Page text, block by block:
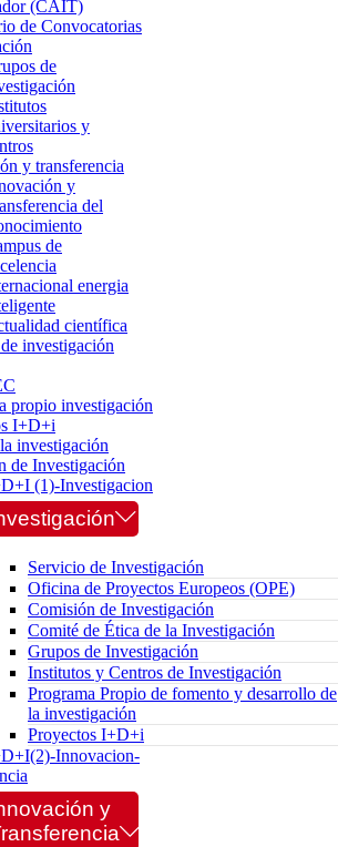
(CAIT)
de Convocatorias
de
y
y transferencia
y
del
de
energia
científica
investigación
propio investigación
I+D+i
investigación
de Investigación
(1)-Investigacion
Servicio de Investigación
Oficina de Proyectos Europeos (OPE)
Comisión de Investigación
Comité de Ética de la Investigación
Grupos de Investigación
Institutos y Centros de Investigación
Programa Propio de fomento y desarrollo de
la investigación
Proyectos I+D+i
Innovacion-
y